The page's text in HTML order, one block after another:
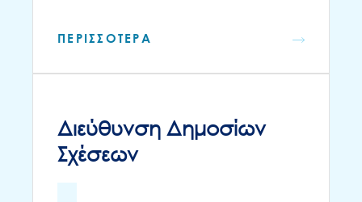
ΠΕΡΙΣΣΟΤΕΡΑ
Διεύθυνση Δημοσίων
Σχέσεων